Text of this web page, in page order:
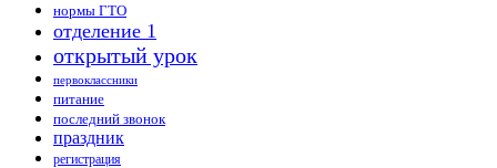
нормы ГТО
отделение 1
открытый урок
первоклассники
питание
последний звонок
праздник
регистрация